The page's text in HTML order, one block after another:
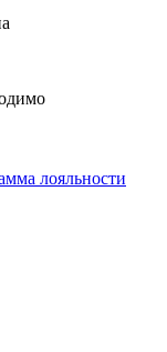
лояльности